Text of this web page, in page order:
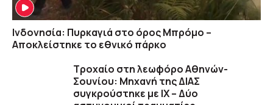
Ινδονησία: Πυρκαγιά στο όρος Μπρόμο –
Αποκλείστηκε το εθνικό πάρκο
Τροχαίο στη λεωφόρο Αθηνών-
Σουνίου: Μηχανή της ΔΙΑΣ
συγκρούστηκε με ΙΧ – Δύο